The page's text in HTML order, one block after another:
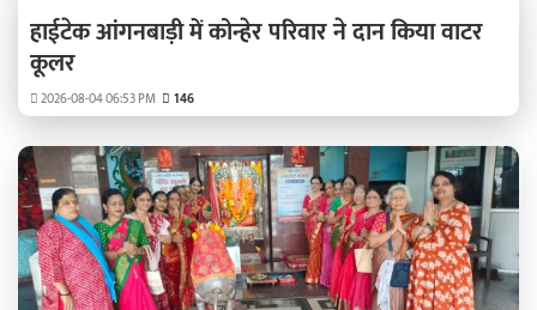
हाईटेक आंगनबाड़ी में कोन्हेर परिवार ने दान किया वाटर
कूलर
2026-08-04 06:53 PM 146